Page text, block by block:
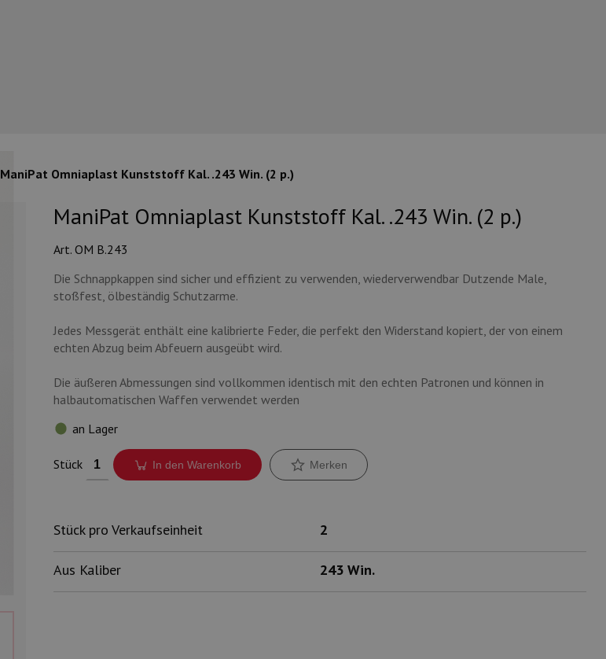
ManiPat Omniaplast Kunststoff Kal. .243 Win. (2 p.)
ManiPat Omniaplast Kunststoff Kal. .243 Win. (2 p.)
Art. OM B.243
Die Schnappkappen sind sicher und effizient zu verwenden, wiederverwendbar Dutzende Male,
stoßfest, ölbeständig Schutzarme.
Jedes Messgerät enthält eine kalibrierte Feder, die perfekt den Widerstand kopiert, der von einem
echten Abzug beim Abfeuern ausgeübt wird.
Die äußeren Abmessungen sind vollkommen identisch mit den echten Patronen und können in
halbautomatischen Waffen verwendet werden
an Lager
Stück In den Warenkorb Merken
Stück pro Verkaufseinheit 2
Aus Kaliber 243 Win.